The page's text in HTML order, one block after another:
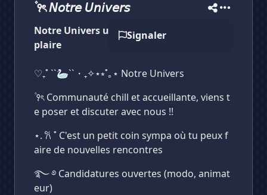
۫ ꣑ৎ 𝘕𝘰𝘵𝘳𝘦 𝘜𝘯𝘪𝘷𝘦𝘳𝘴
Signaler
Notre Univers un monde fait pour te
plaire
♡₊˚ ``🦢``・₊✧⋆⭒˚｡⋆ Notre Univers
۫ ꣑ৎ Communauté chill et accueillante, viens t
e poser et discuter avec nous !!
⋆. 𐙚 ˚ C'est un petit coin sympa où tu peux f
aire de nouvelles rencontres
࿐ ࿔ Candidatures ouvertes (modo, animat
eur)